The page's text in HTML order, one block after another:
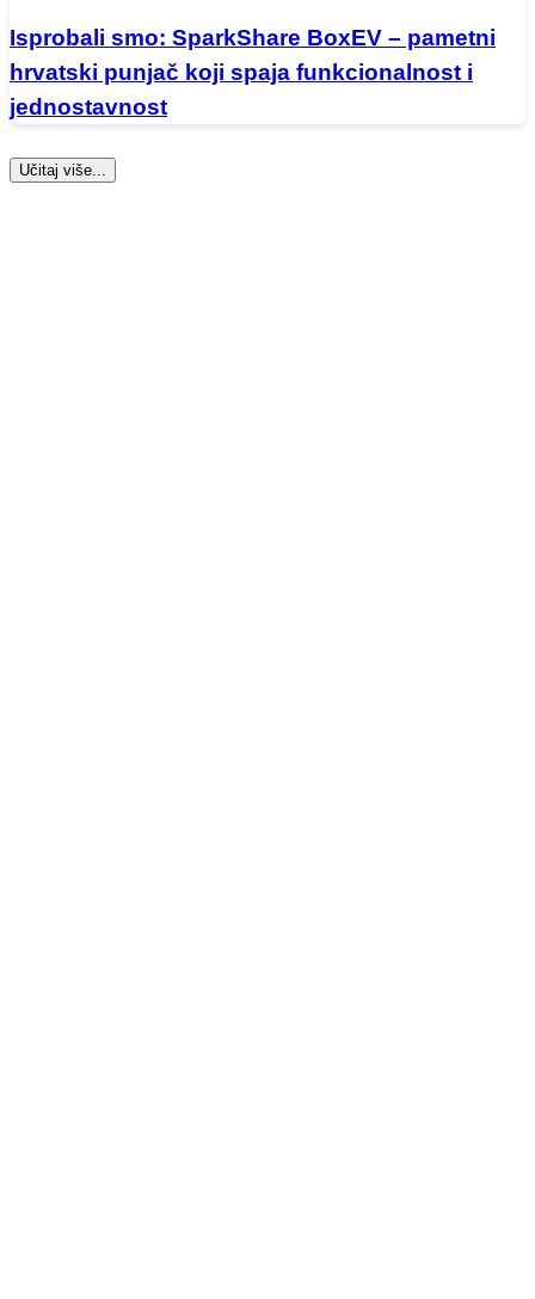
Isprobali smo: SparkShare BoxEV – pametni
hrvatski punjač koji spaja funkcionalnost i
jednostavnost
Učitaj više...